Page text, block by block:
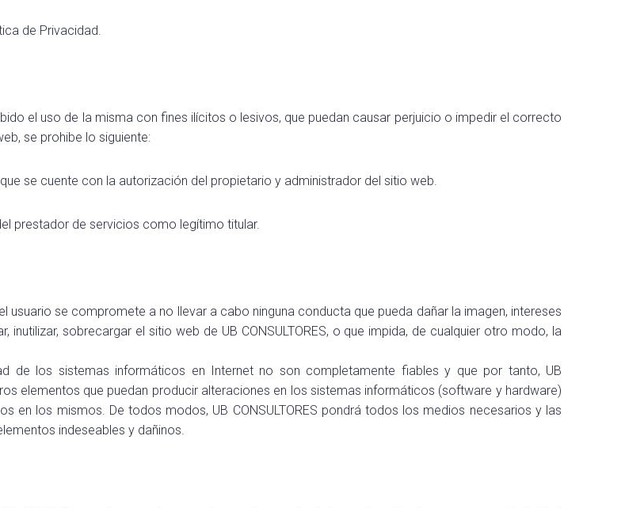
de Privacidad.
el uso de la misma con fines ilícitos o lesivos, que puedan causar perjuicio o impedir el correcto
se prohibe lo siguiente:
se cuente con la autorización del propietario y administrador del sitio web.
prestador de servicios como legítimo titular.
usuario se compromete a no llevar a cabo ninguna conducta que pueda dañar la imagen, intereses
inutilizar, sobrecargar el sitio web de UB CONSULTORES, o que impida, de cualquier otro modo, la
de los sistemas informáticos en Internet no son completamente fiables y que por tanto, UB
elementos que puedan producir alteraciones en los sistemas informáticos (software y hardware)
en los mismos. De todos modos, UB CONSULTORES pondrá todos los medios necesarios y las
indeseables y dañinos.